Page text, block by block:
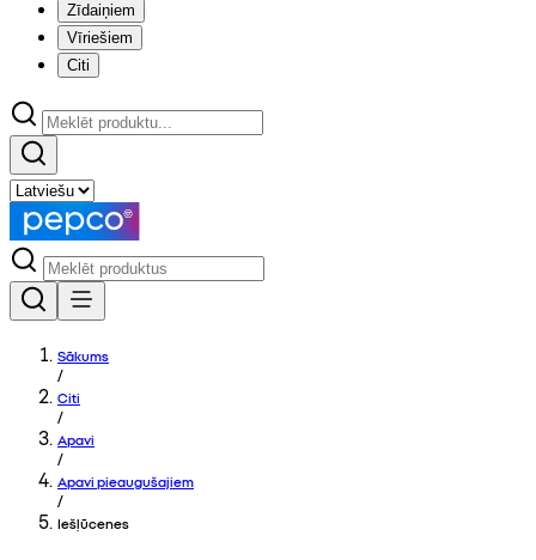
Zīdaiņiem
Vīriešiem
Citi
Sākums
/
Citi
/
Apavi
/
Apavi pieaugušajiem
/
Iešļūcenes